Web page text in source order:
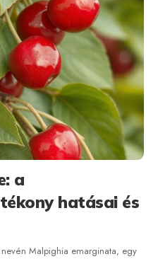
a
hatásai és
Malpighia emarginata, egy